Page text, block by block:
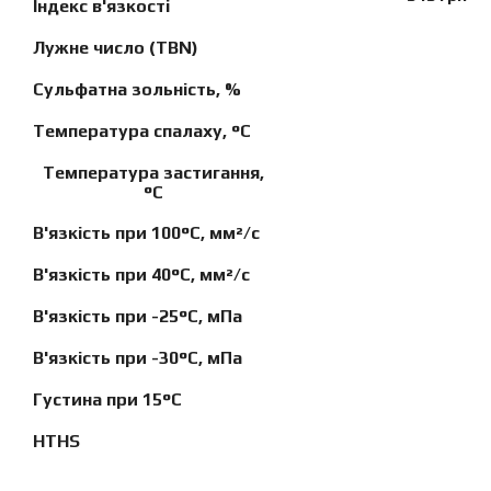
Індекс в'язкості
Лужне число (TBN)
Сульфатна зольність, %
Температура спалаху, °C
Температура застигання,
°C
В'язкість при 100°C, мм²/с
В'язкість при 40°C, мм²/с
В'язкість при -25°C, мПа
В'язкість при -30°C, мПа
Густина при 15°C
HTHS